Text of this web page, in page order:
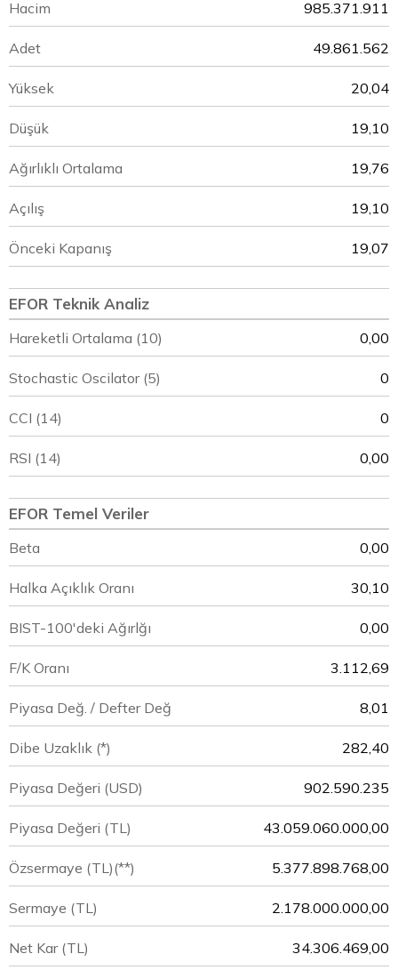
Hacim 985.371.911
Adet 49.861.562
Yüksek 20,04
Düşük 19,10
Ağırlıklı Ortalama 19,76
Açılış 19,10
Önceki Kapanış 19,07
EFOR Teknik Analiz
Hareketli Ortalama (10) 0,00
Stochastic Oscilator (5) 0
CCI (14) 0
RSI (14) 0,00
EFOR Temel Veriler
Beta 0,00
Halka Açıklık Oranı 30,10
BIST-100'deki Ağırlğı 0,00
F/K Oranı 3.112,69
Piyasa Değ. / Defter Değ 8,01
Dibe Uzaklık (*) 282,40
Piyasa Değeri (USD) 902.590.235
Piyasa Değeri (TL) 43.059.060.000,00
Özsermaye (TL)(**) 5.377.898.768,00
Sermaye (TL) 2.178.000.000,00
Net Kar (TL) 34.306.469,00